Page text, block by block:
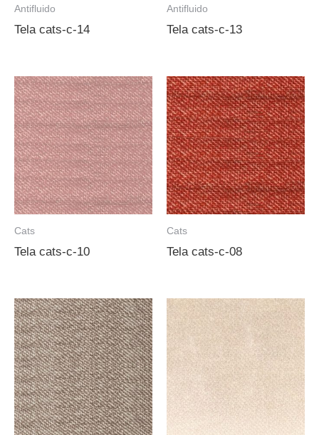
Antifluido
Tela cats-c-14
Antifluido
Tela cats-c-13
Cats
Tela cats-c-10
Cats
Tela cats-c-08